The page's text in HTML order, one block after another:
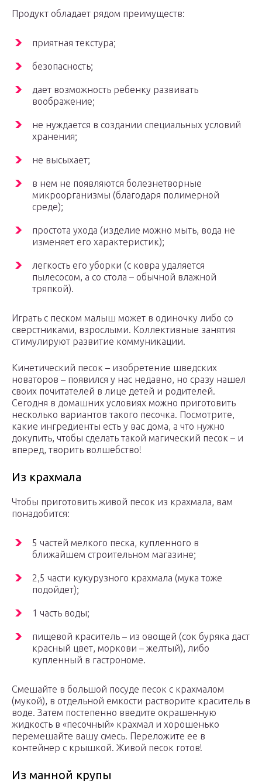
Продукт обладает рядом преимуществ:
приятная текстура;
безопасность;
дает возможность ребенку развивать
воображение;
не нуждается в создании специальных условий
хранения;
не высыхает;
в нем не появляются болезнетворные
микроорганизмы (благодаря полимерной
среде);
простота ухода (изделие можно мыть, вода не
изменяет его характеристик);
легкость его уборки (с ковра удаляется
пылесосом, а со стола – обычной влажной
тряпкой).
Играть с песком малыш может в одиночку либо со
сверстниками, взрослыми. Коллективные занятия
стимулируют развитие коммуникации.
Кинетический песок – изобретение шведских
новаторов – появился у нас недавно, но сразу нашел
своих почитателей в лице детей и родителей.
Сегодня в домашних условиях можно приготовить
несколько вариантов такого песочка. Посмотрите,
какие ингредиенты есть у вас дома, а что нужно
докупить, чтобы сделать такой магический песок – и
вперед, творить волшебство!
Из крахмала
Чтобы приготовить живой песок из крахмала, вам
понадобится:
5 частей мелкого песка, купленного в
ближайшем строительном магазине;
2,5 части кукурузного крахмала (мука тоже
подойдет);
1 часть воды;
пищевой краситель – из овощей (сок буряка даст
красный цвет, моркови – желтый), либо
купленный в гастрономе.
Смешайте в большой посуде песок с крахмалом
(мукой), в отдельной емкости растворите краситель в
воде. Затем постепенно введите окрашенную
жидкость в «песочный» крахмал и хорошенько
перемешайте вашу смесь. Переложите ее в
контейнер с крышкой. Живой песок готов!
Из манной крупы